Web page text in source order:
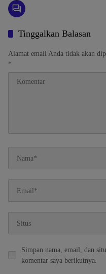
Tinggalkan Balasan
Alamat email Anda tidak akan
*
Simpan nama, email, dan
komentar saya berikutnya.